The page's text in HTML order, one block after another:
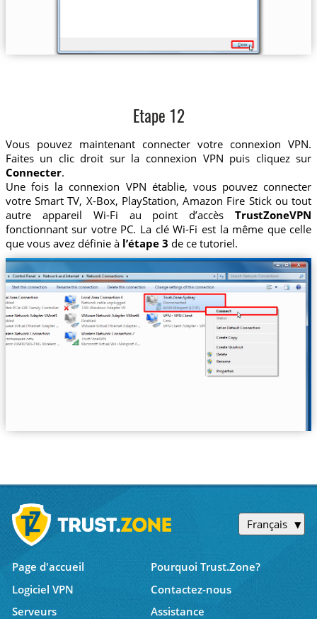
Etape 12
Vous pouvez maintenant connecter votre connexion VPN.
Faites un clic droit sur la connexion VPN puis cliquez sur
Connecter.
Une fois la connexion VPN établie, vous pouvez connecter
votre Smart TV, X-Box, PlayStation, Amazon Fire Stick ou tout
autre appareil Wi-Fi au point d’accèsTrustZoneVPN
fonctionnant sur votre PC. La clé Wi-Fi est la même que celle
que vous avez définie à l’étape 3 de ce tutoriel.
Français
Page d'accueil
Pourquoi Trust.Zone?
Logiciel VPN
Contactez-nous
Serveurs
Assistance